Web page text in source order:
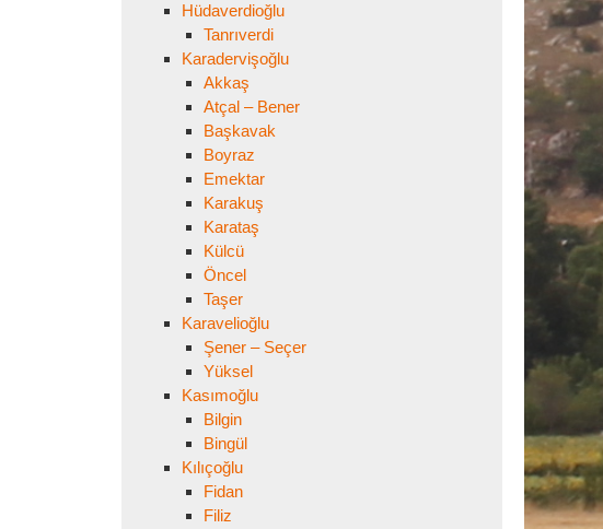
Hüdaverdioğlu
Tanrıverdi
Karadervişoğlu
Akkaş
Atçal – Bener
Başkavak
Boyraz
Emektar
Karakuş
Karataş
Külcü
Öncel
Taşer
Karavelioğlu
Şener – Seçer
Yüksel
Kasımoğlu
Bilgin
Bingül
Kılıçoğlu
Fidan
Filiz